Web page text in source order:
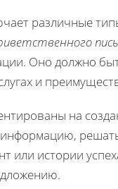
различные
Оно должно
и
на
или истории